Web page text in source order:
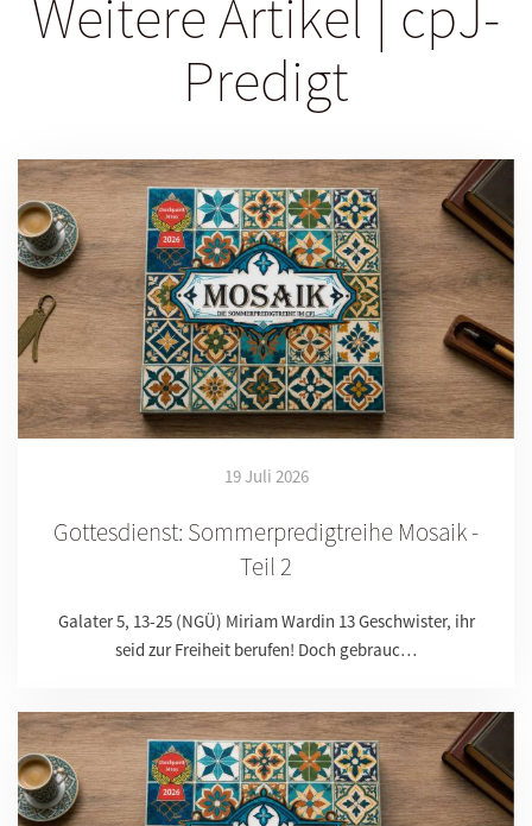
Weitere Artikel | cpJ-
Predigt
19 Juli 2026
Gottesdienst: Sommerpredigtreihe Mosaik -
Teil 2
Galater 5, 13-25 (NGÜ) Miriam Wardin 13 Geschwister, ihr
seid zur Freiheit berufen! Doch gebrauc…